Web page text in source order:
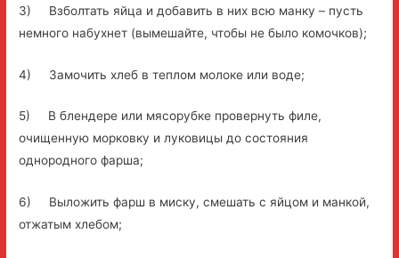
3) Взболтать яйца и добавить в них всю манку – пусть
немного набухнет (вымешайте, чтобы не было комочков);
4) Замочить хлеб в теплом молоке или воде;
5) В блендере или мясорубке провернуть филе,
очищенную морковку и луковицы до состояния
однородного фарша;
6) Выложить фарш в миску, смешать с яйцом и манкой,
отжатым хлебом;